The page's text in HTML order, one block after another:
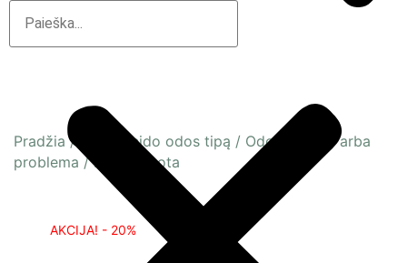
Pradžia/ Pagal veido odos tipą / Odos būsena arba
problema /Dehitratuota
AKCIJA! - 20%